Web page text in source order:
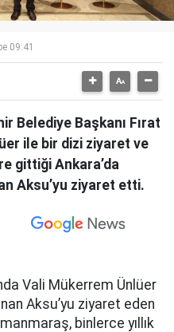
09:41
Belediye Başkanı Fırat
ile bir dizi ziyaret ve
gittiği Ankara’da
Aksu’yu ziyaret etti.
Vali Mükerrem Ünlüer
Aksu’yu ziyaret eden
binlerce yıllık